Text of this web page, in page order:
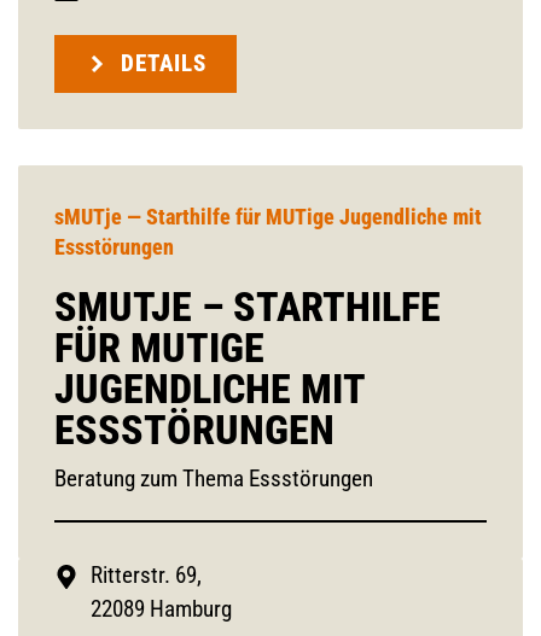
DETAILS
sMUTje — Starthilfe für MUTige Jugendliche mit
Essstörungen
SMUTJE – STARTHILFE
FÜR MUTIGE
JUGENDLICHE MIT
ESSSTÖRUNGEN
Beratung zum Thema Essstörungen
Ritterstr. 69,
22089 Hamburg